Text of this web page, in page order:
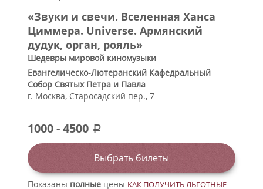
«Звуки и свечи. Вселенная Ханса
Циммера. Universe. Армянский
дудук, орган, рояль»
Шедевры мировой киномузыки
Евангелическо-Лютеранский Кафедральный
Собор Святых Петра и Павла
г. Москва, Старосадский пер., 7
1000-4500 a
Выбрать билеты
Показаны полные цены КАК ПОЛУЧИТЬ ЛЬГОТНЫЕ